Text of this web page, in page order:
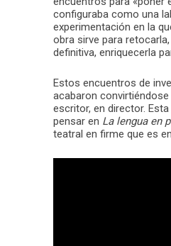
configuraba como una
experimentación en la
obra sirve para
definitiva, enriquecerla
Estos encuentros de
acabaron
escritor, en director.
pensar en La lengua en
teatral en firme que es